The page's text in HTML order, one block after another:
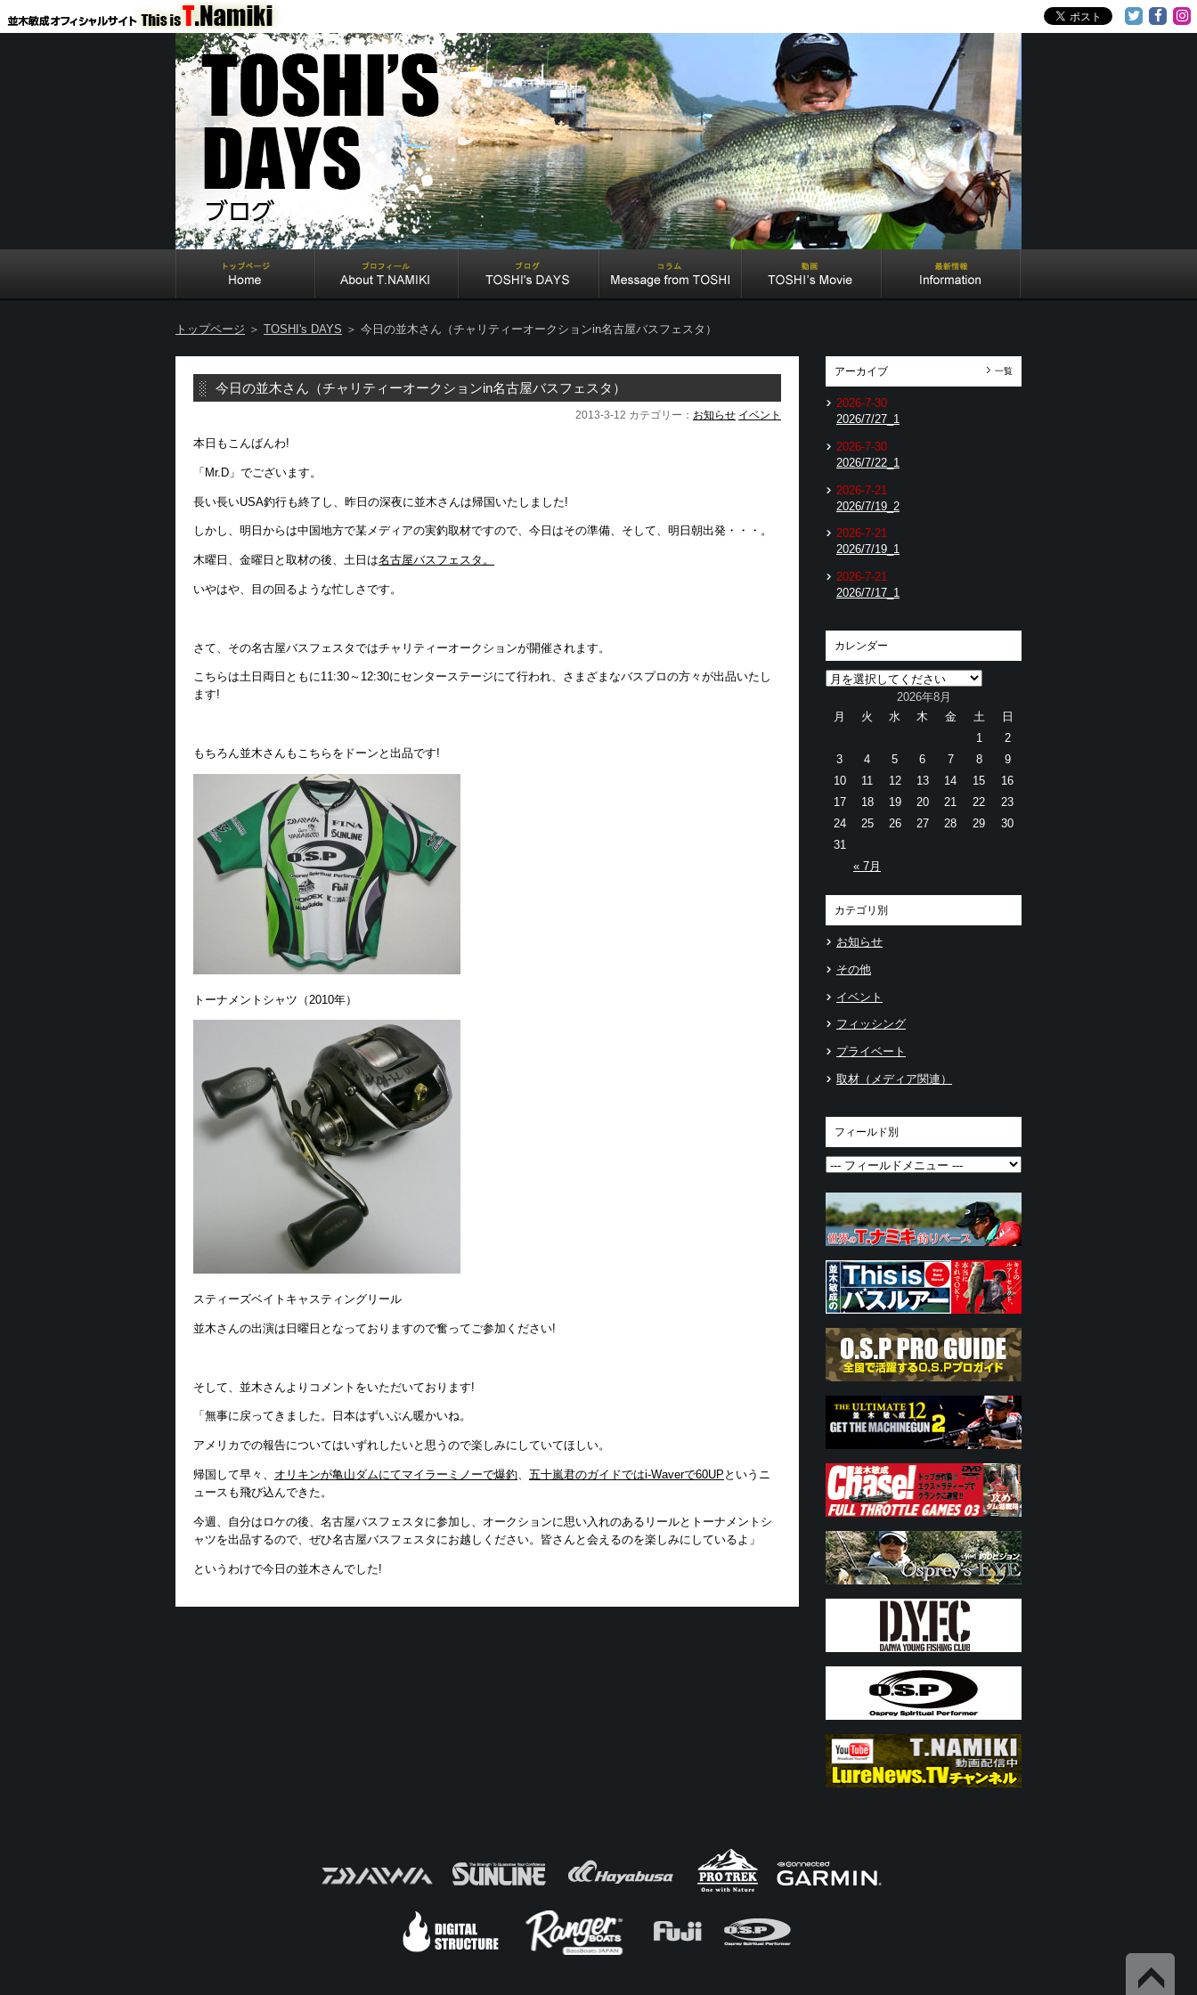
トップページ ＞ TOSHI's DAYS ＞ 今日の並木さん（チャリティーオークションin名古屋バスフェスタ）
今日の並木さん（チャリティーオークションin名古屋バスフェスタ）
2013-3-12 カテゴリー： お知らせ イベント
本日もこんばんわ!
「Mr.D」でございます。
長い長いUSA釣行も終了し、昨日の深夜に並木さんは帰国いたしました!
しかし、明日からは中国地方で某メディアの実釣取材ですので、今日はその準備、そして、明日朝出発・・・。
木曜日、金曜日と取材の後、土日は名古屋バスフェスタ。
いやはや、目の回るような忙しさです。
さて、その名古屋バスフェスタではチャリティーオークションが開催されます。
こちらは土日両日ともに11:30～12:30にセンターステージにて行われ、さまざまなバスプロの方々が出品いたし
ます!
もちろん並木さんもこちらをドーンと出品です!
トーナメントシャツ（2010年）
スティーズベイトキャスティングリール
並木さんの出演は日曜日となっておりますので奮ってご参加ください!
そして、並木さんよりコメントをいただいております!
「無事に戻ってきました。日本はずいぶん暖かいね。
アメリカでの報告についてはいずれしたいと思うので楽しみにしていてほしい。
帰国して早々、 オリキンが亀山ダムにてマイラーミノーで爆釣 五十嵐君のガイドではi-Waverで60UP というニ
ュースも飛び込んできた。
今週、自分はロケの後、名古屋バスフェスタに参加し、オークションに思い入れのあるリールとトーナメントシ
ャツを出品するので、ぜひ名古屋バスフェスタにお越しください。皆さんと会えるのを楽しみにしているよ」
というわけで今日の並木さんでした!
アーカイブ 一覧
2026-7-30
2026/7/27_1
2026-7-30
2026/7/22_1
2026-7-21
2026/7/19_2
2026-7-21
2026/7/19_1
2026-7-21
2026/7/17_1
カレンダー
2026年8月
月
火 水 木 金 土 日
« 7月
1
2
3
4 5 6 7 8
9
10
11 12 13 14 15
16
17
18 19 20 21 22
23
24
25 26 27 28 29
30
31
カテゴリ別
お知らせ
その他
イベント
フィッシング
プライベート
取材（メディア関連）
フィールド別